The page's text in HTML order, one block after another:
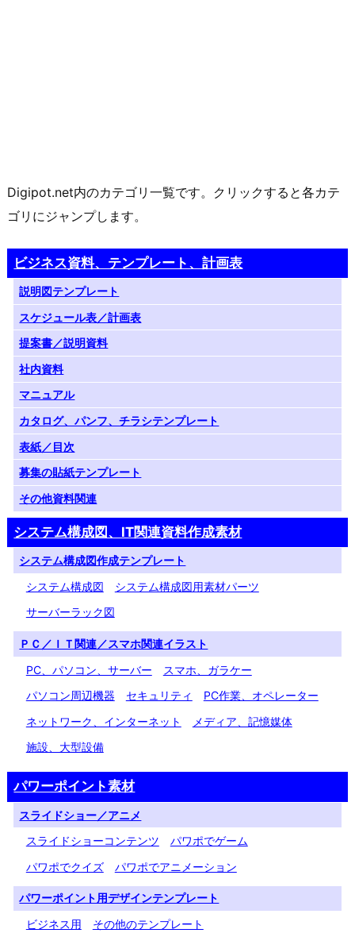
Digipot.net内のカテゴリ一覧です。クリックすると各カテ
ゴリにジャンプします。
ビジネス資料、テンプレート、計画表
説明図テンプレート
スケジュール表／計画表
提案書／説明資料
社内資料
マニュアル
カタログ、パンフ、チラシテンプレート
表紙／目次
募集の貼紙テンプレート
その他資料関連
システム構成図、IT関連資料作成素材
システム構成図作成テンプレート
システム構成図
システム構成図用素材パーツ
サーバーラック図
ＰＣ／ＩＴ関連／スマホ関連イラスト
PC、パソコン、サーバー
スマホ、ガラケー
パソコン周辺機器
セキュリティ
PC作業、オペレーター
ネットワーク、インターネット
メディア、記憶媒体
施設、大型設備
パワーポイント素材
スライドショー／アニメ
スライドショーコンテンツ
パワポでゲーム
パワポでクイズ
パワポでアニメーション
パワーポイント用デザインテンプレート
ビジネス用
その他のテンプレート